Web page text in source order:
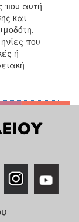
που αυτή
και
που
ή